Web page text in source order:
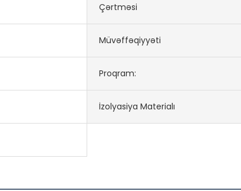
Çərtməsi
Müvəffəqiyyəti
Proqram:
İzolyasiya Materialı